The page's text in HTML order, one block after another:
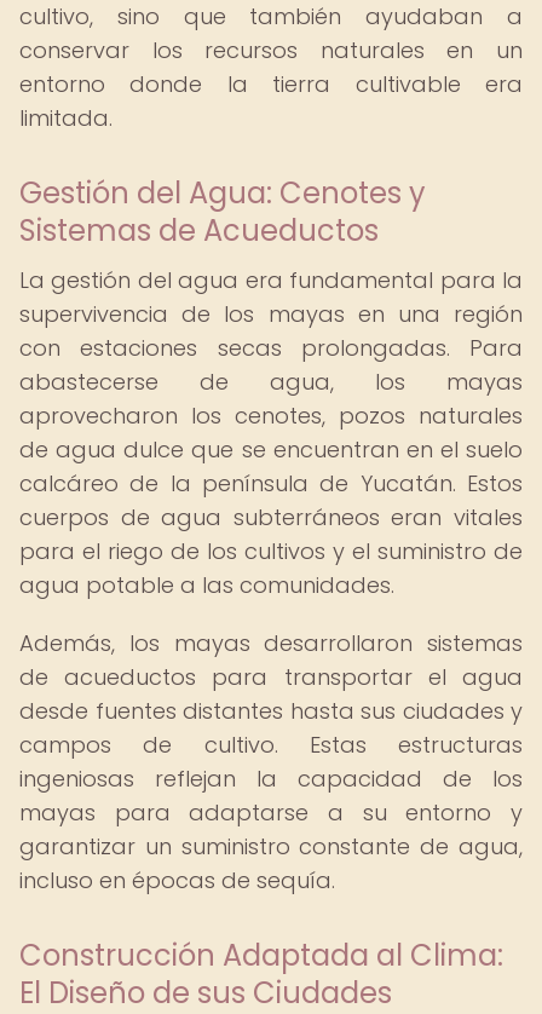
cultivo, sino que también ayudaban a
conservar los recursos naturales en un
entorno donde la tierra cultivable era
limitada.
Gestión del Agua: Cenotes y
Sistemas de Acueductos
La gestión del agua era fundamental para la
supervivencia de los mayas en una región
con estaciones secas prolongadas. Para
abastecerse de agua, los mayas
aprovecharon los cenotes, pozos naturales
de agua dulce que se encuentran en el suelo
calcáreo de la península de Yucatán. Estos
cuerpos de agua subterráneos eran vitales
para el riego de los cultivos y el suministro de
agua potable a las comunidades.
Además, los mayas desarrollaron sistemas
de acueductos para transportar el agua
desde fuentes distantes hasta sus ciudades y
campos de cultivo. Estas estructuras
ingeniosas reflejan la capacidad de los
mayas para adaptarse a su entorno y
garantizar un suministro constante de agua,
incluso en épocas de sequía.
Construcción Adaptada al Clima:
El Diseño de sus Ciudades